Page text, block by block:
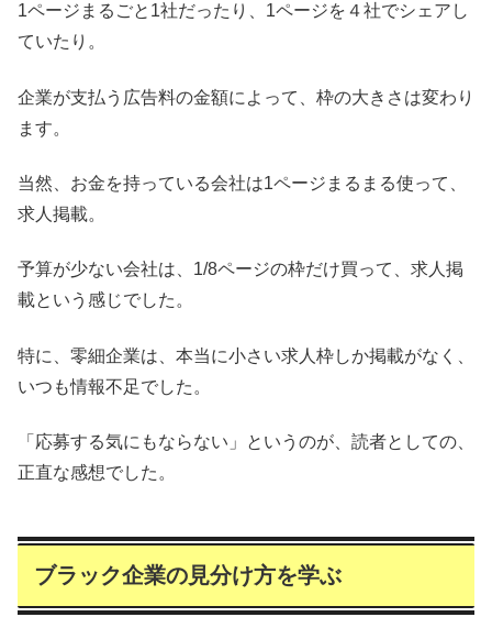
1ページまるごと1社だったり、1ページを４社でシェアし
ていたり。
企業が支払う広告料の金額によって、枠の大きさは変わり
ます。
当然、お金を持っている会社は1ページまるまる使って、
求人掲載。
予算が少ない会社は、1/8ページの枠だけ買って、求人掲
載という感じでした。
特に、零細企業は、本当に小さい求人枠しか掲載がなく、
いつも情報不足でした。
「応募する気にもならない」というのが、読者としての、
正直な感想でした。
ブラック企業の見分け方を学ぶ